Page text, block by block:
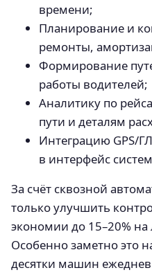
времени;
Планирование и
ремонты,
Формирование
работы водителей;
Аналитику по
пути и деталям
Интеграцию GPS/
в интерфейс
За счёт сквозной
только улучшить
экономии до 15–20% на
Особенно заметно это
десятки машин